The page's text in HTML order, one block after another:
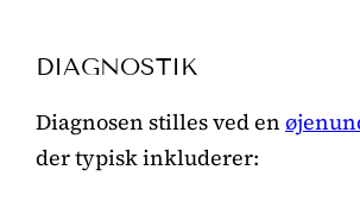
DIAGNOSTIK
Diagnosen stilles ved en
der typisk inkluderer: